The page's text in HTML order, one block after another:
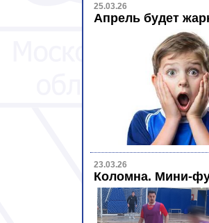
25.03.26
Апрель будет
23.03.26
Коломна. Мини-